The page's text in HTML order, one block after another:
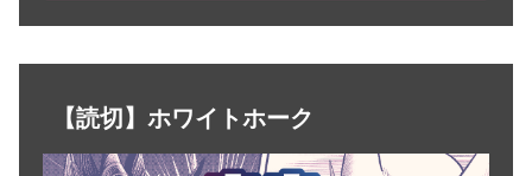
【読切】ホワイトホーク